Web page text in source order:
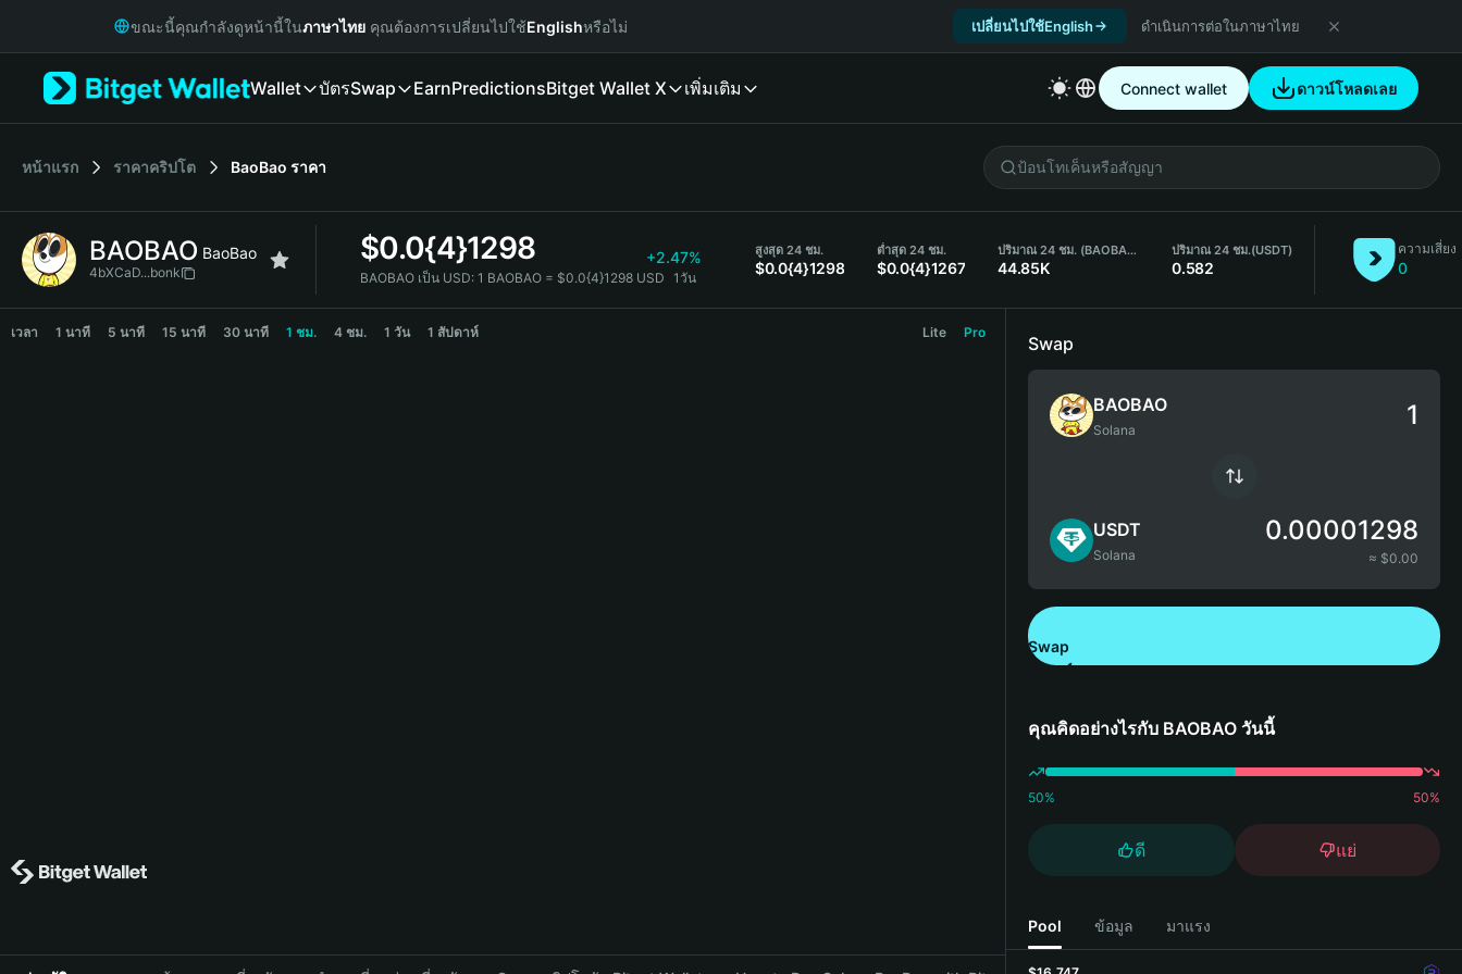
Русский
Italiano
简体中文
繁體中文
Bahasa Indonesia
ขณะนี้คุณกำลังดูหน้านี้ในภาษาไทย คุณต้องการเปลี่ยนไปใช้Englishหรือไม่ เปลี่ยนไปใช้English ดำเนินการต่อในภาษาไทย
Wallet บัตรSwap EarnPredictionsBitget Wallet X เพิ่มเติม Connect wallet ดาวน์โหลดเลย
หน้าแรก ราคาคริปโต BaoBao ราคา
BAOBAO BaoBao
4bXCaD...bonk
$0.0{4}1298 +2.47%
BAOBAO เป็น USD: 1 BAOBAO = $0.0{4}1298 USD 1วัน
สูงสุด 24 ชม.
$0.0{4}1298
ต่ำสุด 24 ชม.
$0.0{4}1267
ปริมาณ 24 ชม. (BAOBAO)
44.85K
ปริมาณ 24 ชม.(USDT)
0.582
ความเสี่ยง
0
BAOBAO Price Chart
เวลา 1 นาที 5 นาที 15 นาที 30 นาที 1 ชม. 4 ชม. 1 วัน 1 สัปดาห์ Lite Pro
Swap
BAOBAO
Solana
USDT
Solana
0.00001298
≈ $0.00
Swap
คุณคิดอย่างไรกับ BAOBAO วันนี้
50% 50%
ดี แย่
Pool ข้อมูล มาแรง